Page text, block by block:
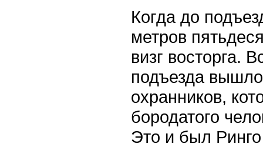
Когда до
метров
визг восторга.
подъезда
охранников,
бородатого
Это и был